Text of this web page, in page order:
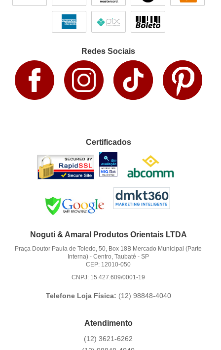
Redes Sociais
Certificados
Noguti & Amaral Produtos Orientais LTDA
Praça Doutor Paula de Toledo, 50, Box 18B Mercado Municipal (Parte
Interna) -Centro, Taubaté -SP
CEP: 12010-050
CNPJ: 15.427.609/0001-19
Telefone Loja Física: (12) 98848-4040
Atendimento
(12) 3621-6262